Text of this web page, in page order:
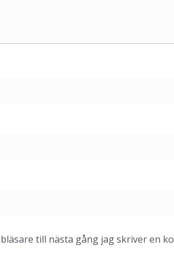
till nästa gång jag skriver en